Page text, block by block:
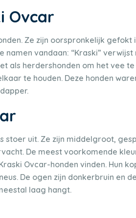
Ovcar
Ze zijn oorspronkelijk gefokt
namen vandaan: “Kraski” verwijst
als herdershonden om het vee te
te houden. Deze honden
stoer uit. Ze zijn middelgroot,
De meest voorkomende
Ovcar-honden vinden. Hun
De ogen zijn donkerbruin en
laag hangt.